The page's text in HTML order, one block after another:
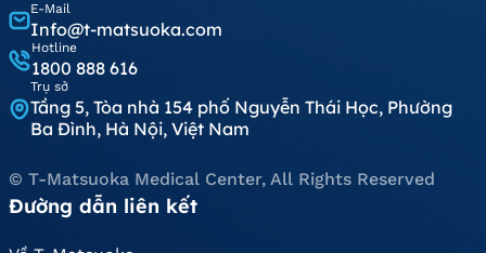
E-Mail
Info@t-matsuoka.com
Hotline
1800 888 616
Trụ sở
Tầng 5, Tòa nhà 154 phố Nguyễn Thái Học, Phường
Ba Đình, Hà Nội, Việt Nam
© T-Matsuoka Medical Center, All Rights Reserved
Đường dẫn liên kết